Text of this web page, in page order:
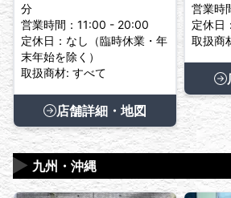
分
営業時間：11:00 - 20:00
定休日：なし（臨時休業・年
末年始を除く）
取扱商材: すべて
店舗詳細・地図
営業時
定休日
取扱商
九州・沖縄
▶